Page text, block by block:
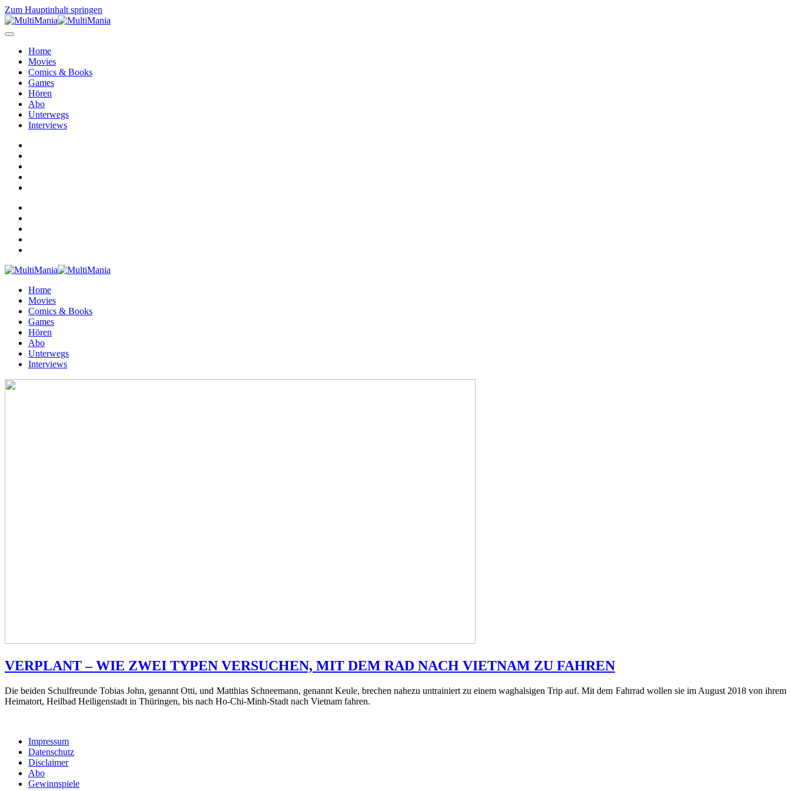
Zum Hauptinhalt springen
Home
Movies
Comics & Books
Games
Hören
Abo
Unterwegs
Interviews
Home
Movies
Comics & Books
Games
Hören
Abo
Unterwegs
Interviews
VERPLANT – WIE ZWEI TYPEN VERSUCHEN, MIT DEM RAD NACH VIETNAM ZU FAHREN
Die beiden Schulfreunde Tobias John, genannt Otti, und Matthias Schneemann, genannt Keule, brechen nahezu untrainiert zu einem waghalsigen Trip auf. Mit dem Fahrrad wollen sie im August 2018 von ihrem
Heimatort, Heilbad Heiligenstadt in Thüringen, bis nach Ho-Chi-Minh-Stadt nach Vietnam fahren.
Impressum
Datenschutz
Disclaimer
Abo
Gewinnspiele